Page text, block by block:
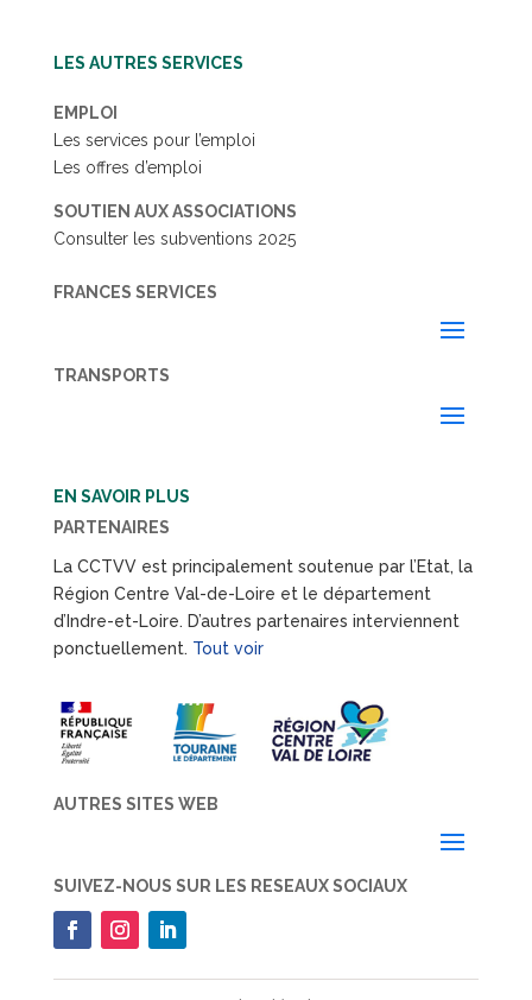
LES AUTRES SERVICES
EMPLOI
Les services pour l’emploi
Les offres d’emploi
SOUTIEN AUX ASSOCIATIONS
Consulter les subventions 2025
FRANCES SERVICES
TRANSPORTS
EN SAVOIR PLUS
PARTENAIRES
La CCTVV est principalement soutenue par l’Etat, la
Région Centre Val-de-Loire et le département
d’Indre-et-Loire. D’autres partenaires interviennent
ponctuellement. Tout voir
AUTRES SITES WEB
SUIVEZ-NOUS SUR LES RESEAUX SOCIAUX